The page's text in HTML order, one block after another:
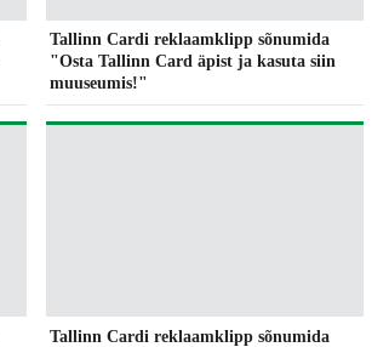
Tallinn Cardi reklaamklipp sõnumida
"Osta Tallinn Card äpist ja kasuta siin
muuseumis!"
Tallinn Cardi reklaamklipp sõnumida